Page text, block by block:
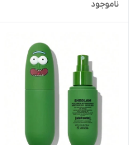
ناموجود